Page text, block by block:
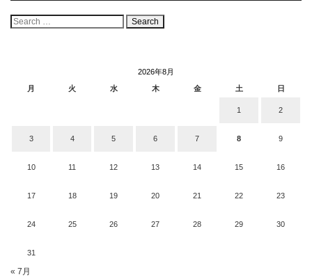
検
索:
2026年8月
月
火 水 木 金 土 日
1 2
3 4 5 6 7 8 9
10 11 12 13 14 15 16
17 18 19 20 21 22 23
24 25 26 27 28 29 30
31
« 7月